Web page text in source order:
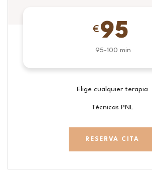
€ 95
95-100 min
Elige cualquier terapia
Técnicas PNL
RESERVA CITA